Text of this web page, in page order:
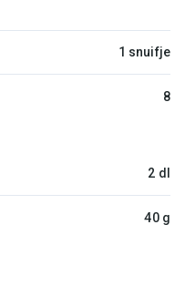
1 snuifje
8
2 dl
40 g